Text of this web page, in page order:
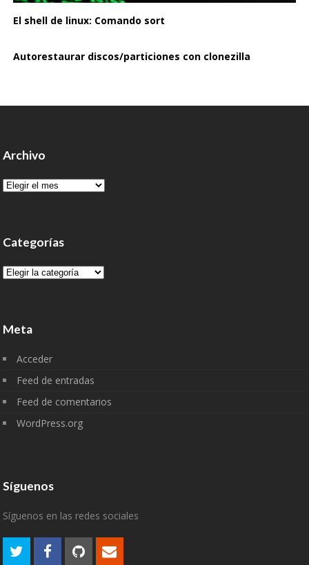
El shell de linux: Comando sort
Autorestaurar discos/particiones con clonezilla
Archivo
Archivo
Categorías
Categorías
Meta
Acceder
Feed de entradas
Feed de comentarios
WordPress.org
Síguenos
Síguenos en las redes sociales